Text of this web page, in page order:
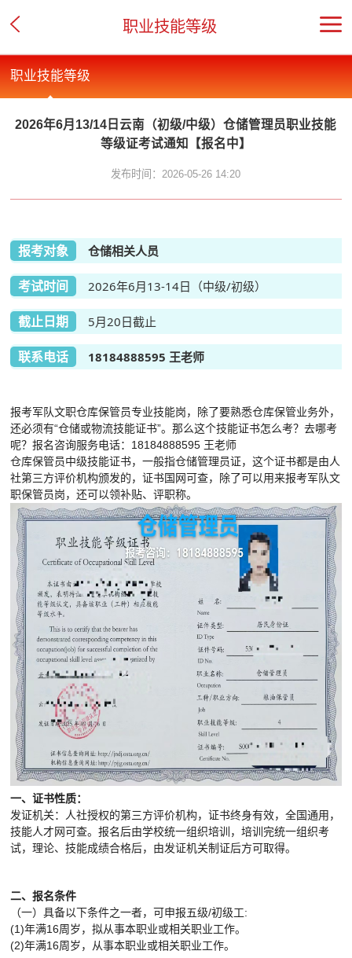
职业技能等级
职业技能等级
2026年6月13/14日云南（初级/中级）仓储管理员职业技能
等级证考试通知【报名中】
发布时间：2026-05-26 14:20
报考对象 仓储相关人员
考试时间 2026年6月13-14日（中级/初级）
截止日期 5月20日截止
联系电话 18184888595 王老师
报考军队文职仓库保管员专业技能岗，除了要熟悉仓库保管业务外，
还必须有“仓储或物流技能证书”。那么这个技能证书怎么考？去哪考
呢？报名咨询服务电话：18184888595 王老师
仓库保管员中级技能证书，一般指仓储管理员证，这个证书都是由人
社第三方评价机构颁发的，证书国网可查，除了可以用来报考军队文
职保管员岗，还可以领补贴、评职称。
一、证书性质：
发证机关：人社授权的第三方评价机构，证书终身有效，全国通用，
技能人才网可查。报名后由学校统一组织培训，培训完统一组织考
试，理论、技能成绩合格后，由发证机关制证后方可取得。
二、报名条件
（一）具备以下条件之一者，可申报五级/初级工:
(1)年满16周岁，拟从事本职业或相关职业工作。
(2)年满16周岁，从事本职业或相关职业工作。